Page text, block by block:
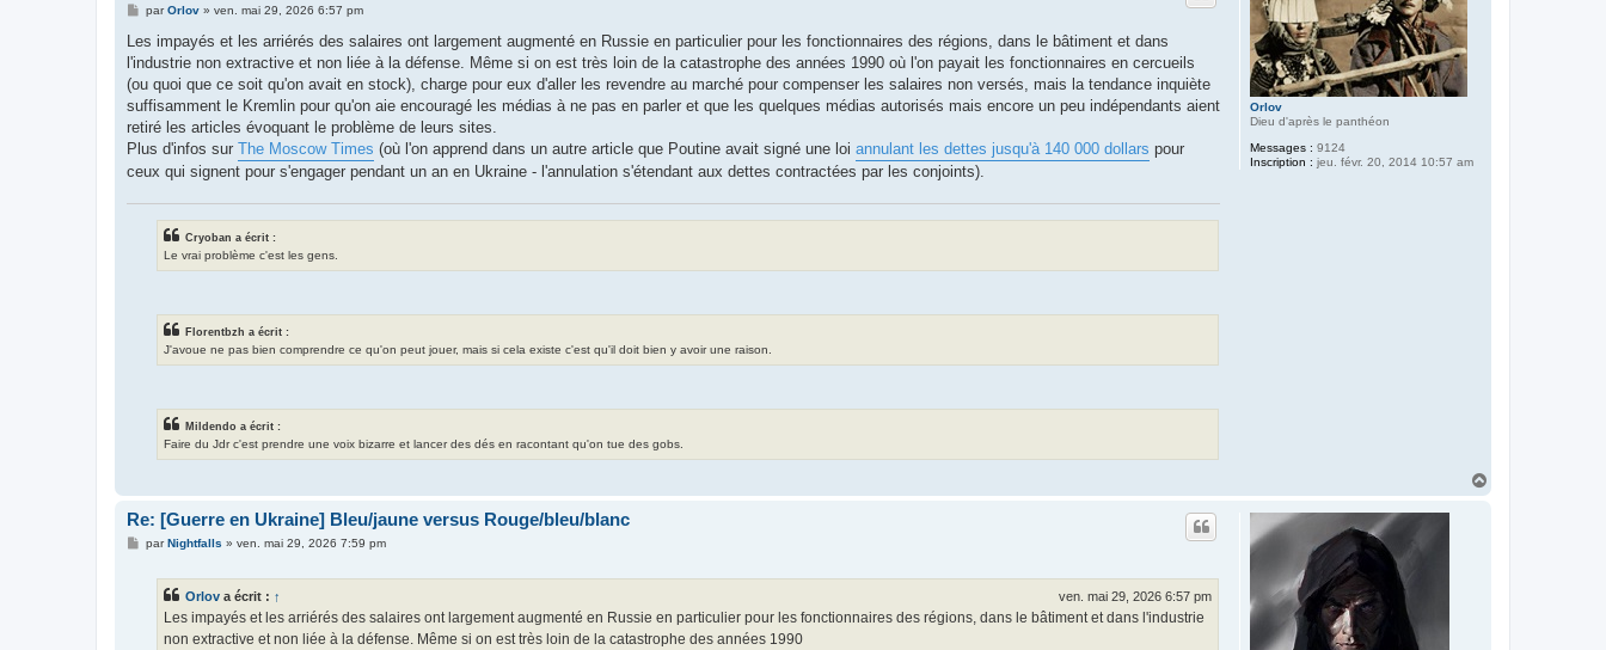
Orlov
Dieu d'après le panthéon
Messages : 9124
Inscription : jeu. févr. 20, 2014 10:57 am
M
s
a
g
parOrlov» ven. mai 29, 2026 6:57 pm
Les impayés et les arriérés des salaires ont largement augmenté en Russie en particulier pour les fonctionnaires des régions, dans le bâtiment et dans
l'industrie non extractive et non liée à la défense. Même si on est très loin de la catastrophe des années 1990 où l'on payait les fonctionnaires en cercueils
(ou quoi que ce soit qu'on avait en stock), charge pour eux d'aller les revendre au marché pour compenser les salaires non versés, mais la tendance inquiète
suffisamment le Kremlin pour qu'on aie encouragé les médias à ne pas en parler et que les quelques médias autorisés mais encore un peu indépendants aient
retiré les articles évoquant le problème de leurs sites.
Plus d'infos sur The Moscow Times (où l'on apprend dans un autre article que Poutine avait signé une loi annulant les dettes jusqu'à 140 000 dollars pour
ceux qui signent pour s'engager pendant un an en Ukraine - l'annulation s'étendant aux dettes contractées par les conjoints).
Cryoban a écrit :
Le vrai problème c'est les gens.
Florentbzh a écrit :
J'avoue ne pas bien comprendre ce qu'on peut jouer, mais si cela existe c'est qu'il doit bien y avoir une raison.
Mildendo a écrit :
Faire du Jdr c'est prendre une voix bizarre et lancer des dés en racontant qu'on tue des gobs.
Re: [Guerre en Ukraine] Bleu/jaune versus Rouge/bleu/blanc
MparNightfalls » ven. mai 29, 2026 7:59 pm
Orlov a écrit : ↑ ven. mai 29, 2026 6:57 pm
Les impayés et les arriérés des salaires ont largement augmenté en Russie en particulier pour les fonctionnaires des régions, dans le bâtiment et dans l'industrie
non extractive et non liée à la défense. Même si on est très loin de la catastrophe des années 1990